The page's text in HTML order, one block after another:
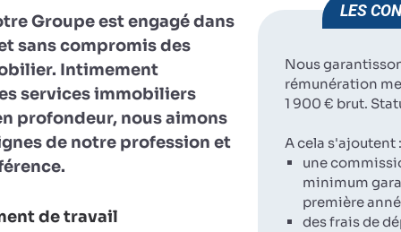
Groupe est engagé dans
sans compromis des
Intimement
services immobiliers
profondeur, nous aimons
de notre profession et
de travail
LES
Nous
rémunération
1 900 € brut.
A cela s'ajoutent :
une
minimum
première
des frais de